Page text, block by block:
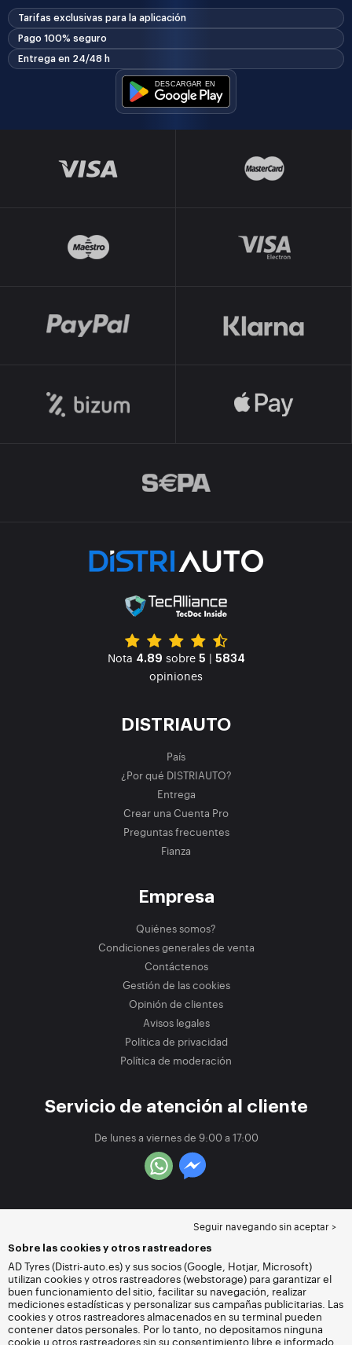
Tarifas exclusivas para la aplicación
Pago 100% seguro
Entrega en 24/48 h
Nota 4.89 sobre 5 | 5834
opiniones
DISTRIAUTO
País
¿Por qué DISTRIAUTO?
Entrega
Crear una Cuenta Pro
Preguntas frecuentes
Fianza
Empresa
Quiénes somos?
Condiciones generales de venta
Contáctenos
Gestión de las cookies
Opinión de clientes
Avisos legales
Política de privacidad
Política de moderación
Servicio de atención al cliente
De lunes a viernes de 9:00 a 17:00
Seguir navegando sin aceptar >
Sobre las cookies y otros rastreadores
AD Tyres (Distri-auto.es) y sus socios (Google, Hotjar, Microsoft)
utilizan cookies y otros rastreadores (webstorage) para garantizar el
buen funcionamiento del sitio, facilitar su navegación, realizar
mediciones estadísticas y personalizar sus campañas publicitarias. Las
cookies y otros rastreadores almacenados en su terminal pueden
contener datos personales. Por lo tanto, no depositamos ninguna
cookie u otros rastreadores sin su consentimiento libre e informado,